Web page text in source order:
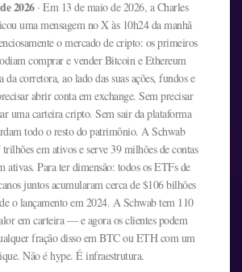
2026· Em 13 de maio de 2026, a Charles
uma mensagem no X às 10h24 da manhã
o mercado de cripto: os primeiros
comprar e vender Bitcoin e Ethereum
da corretora, ao lado das suas ações, fundos e
abrir conta em exchange. Sem precisar
uma carteira cripto. Sem sair da plataforma
todo o resto do patrimônio. A Schwab
em ativos e serve 39 milhões de contas
ativas. Para ter dimensão: todos os ETFs de
juntos acumularam cerca de $106 bilhões
o lançamento em 2024. A Schwab tem 110
em carteira — e agora os clientes podem
fração disso em BTC ou ETH com um
Não é hype. É infraestrutura.